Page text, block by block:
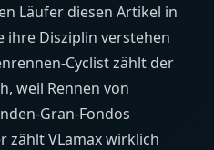
Läufer diesen Artikel in
ihre Disziplin verstehen
Cyclist zählt der
weil Rennen von
Gran-Fondos
zählt VLamax wirklich